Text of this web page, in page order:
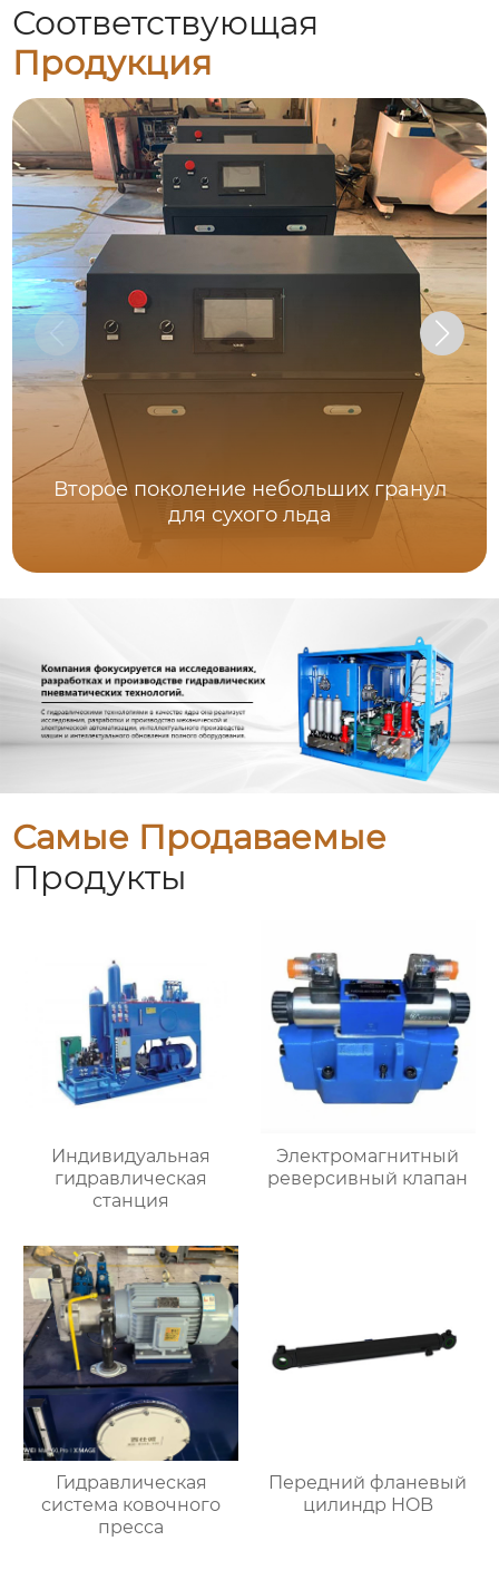
Соответствующая
Продукция
Второе поколение небольших гранул
для сухого льда
Самые Продаваемые
Продукты
Индивидуальная
гидравлическая
станция
Электромагнитный
реверсивный клапан
Гидравлическая
система ковочного
пресса
Передний фланевый
цилиндр HOB